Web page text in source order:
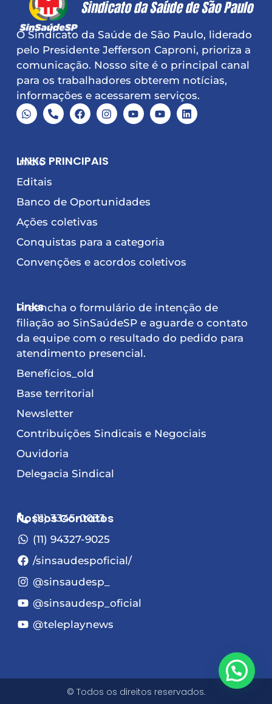
O Sindicato da Saúde de São Paulo, liderado
pelo Presidente Jefferson Caproni, prioriza a
comunicação. Nosso site é o principal canal
para os trabalhadores obterem notícias,
informações e acessarem serviços.
LINKS PRINCIPAIS
Início
Editais
Banco de Oportunidades
Ações coletivas
Conquistas para a categoria
Convenções e acordos coletivos
Links
Preencha o formulário de intenção de
filiação ao SinSaúdeSP e aguarde o contato
da equipe com o resultado do pedido para
atendimento presencial.
Benefícios_old
Base territorial
Newsletter
Contribuições Sindicais e Negociais
Ouvidoria
Delegacia Sindical
Nossos Contatos
(11) 3345-0033
(11) 94327-9025
/sinsaudespoficial/
@sinsaudesp_
@sinsaudesp_oficial
@teleplaynews
© Todos os direitos reservados.